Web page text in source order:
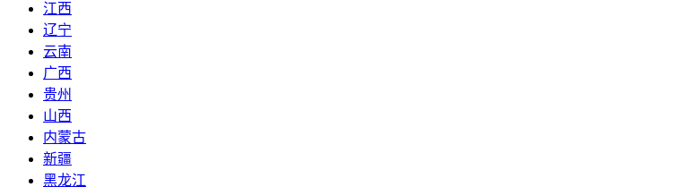
江西
辽宁
云南
广西
贵州
山西
内蒙古
新疆
黑龙江